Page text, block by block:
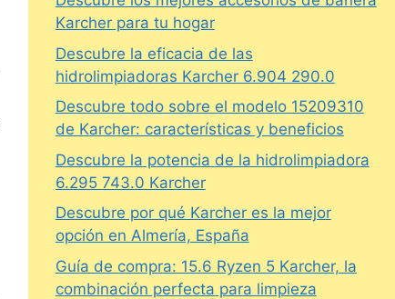
Karcher para tu hogar
Descubre la eficacia de las
hidrolimpiadoras Karcher 6.904 290.0
Descubre todo sobre el modelo 15209310
de Karcher: características y beneficios
Descubre la potencia de la hidrolimpiadora
6.295 743.0 Karcher
Descubre por qué Karcher es la mejor
opción en Almería, España
Guía de compra: 15.6 Ryzen 5 Karcher, la
combinación perfecta para limpieza